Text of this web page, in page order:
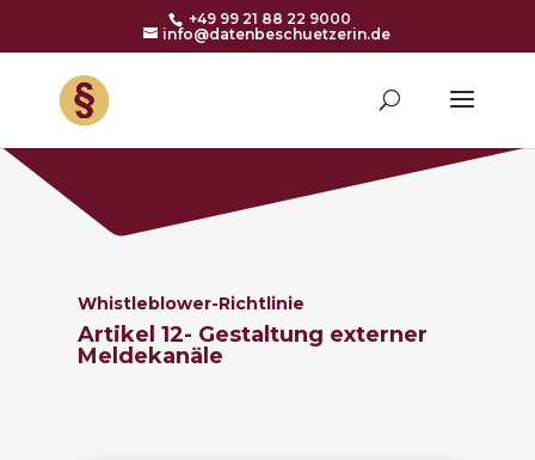
+49 99 21 88 22 9000
info@datenbeschuetzerin.de
Whistleblower-Richtlinie
Artikel 12- Gestaltung externer
Meldekanäle